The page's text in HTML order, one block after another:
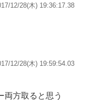
12/28(木) 19:36:17.38
12/28(木) 19:59:54.03
両方取ると思う